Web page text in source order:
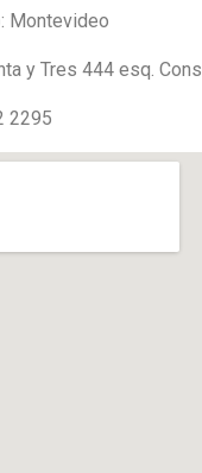
: Montevideo
y Tres 444 esq.
2295